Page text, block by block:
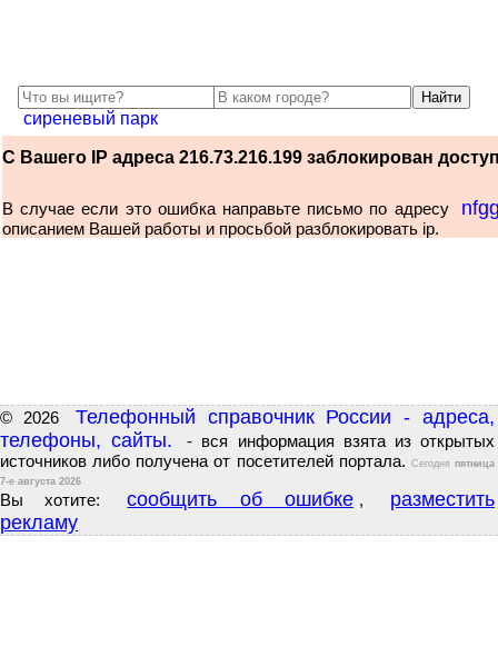
сиреневый парк
С Вашего IP адреса 216.73.216.199 заблокирован
В случае если это ошибка направьте письмо по адресу
описанием Вашей работы и просьбой разблокировать ip.
© 2026
Телефонный справочник России - адреса,
телефоны, сайты.
- вся информация взята из открытых
источников либо получена от посетителей портала. Сегодняпятница
7-е августа 2026
Вы хотите: сообщить об ошибке ,
разместить
рекламу